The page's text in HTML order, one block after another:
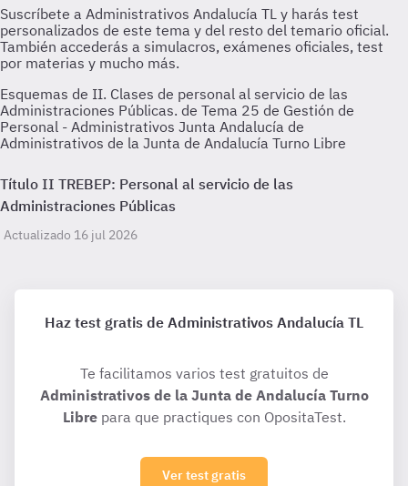
Esquemas de II. Clases de personal al servicio de las
Administraciones Públicas. de Tema 25 de Gestión de
Personal - Administrativos Junta Andalucía de
Administrativos de la Junta de Andalucía Turno Libre
Título II TREBEP: Personal al servicio de las
Administraciones Públicas
Actualizado 16 jul 2026
Haz test gratis de Administrativos Andalucía TL
Te facilitamos varios test gratuitos de
Administrativos de la Junta de Andalucía Turno
Librepara que practiques con OpositaTest.
Ver test gratis